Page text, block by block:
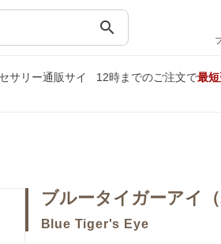
search
サリー通販サイ
12時までのご注文で最
ブルータイガーアイ
Blue Tiger's Eye